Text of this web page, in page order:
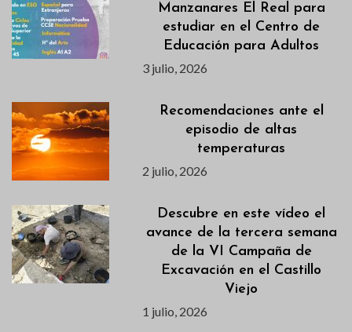
Manzanares El Real para
estudiar en el Centro de
Educación para Adultos
3 julio, 2026
Recomendaciones ante el
episodio de altas
temperaturas
2 julio, 2026
Descubre en este vídeo el
avance de la tercera semana
de la VI Campaña de
Excavación en el Castillo
Viejo
1 julio, 2026